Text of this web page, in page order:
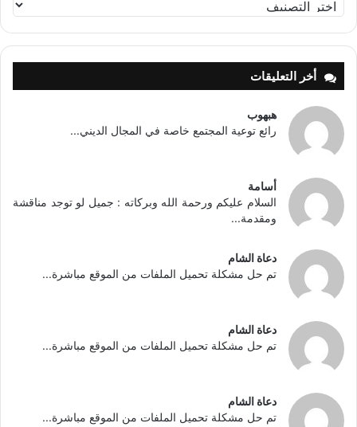
أخر التعليقات
هبهوب
رائع توعية المجتمع خاصة في المجال الديني...
أسامة
السلام عليكم ورحمة الله وبركاته : جميل لو توجد مناقشة
ومقدمة...
دعاة الشام
تم حل مشكلة تحميل الملفات من الموقع مباشرة...
دعاة الشام
تم حل مشكلة تحميل الملفات من الموقع مباشرة...
دعاة الشام
تم حل مشكلة تحميل الملفات من الموقع مباشرة...